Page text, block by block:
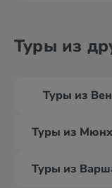
Туры из
Туры из
Туры из
Туры из